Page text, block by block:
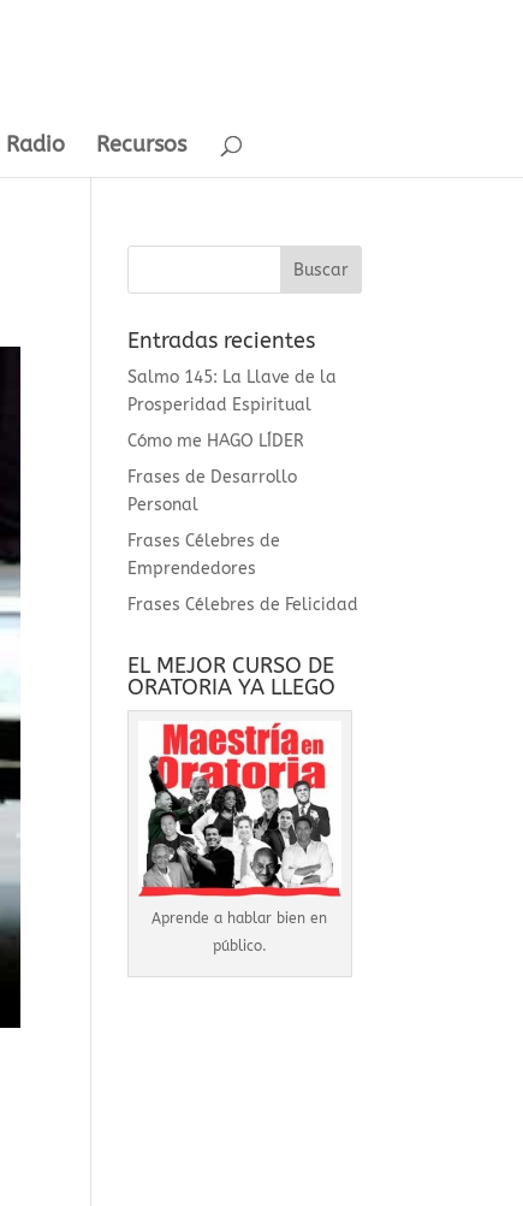
Radio Recursos
Entradas recientes
Salmo 145: La Llave de la
Prosperidad Espiritual
Cómo me HAGO LÍDER
Frases de Desarrollo
Personal
Frases Célebres de
Emprendedores
Frases Célebres de Felicidad
EL MEJOR CURSO DE
ORATORIA YA LLEGO
Aprende a hablar bien en
público.